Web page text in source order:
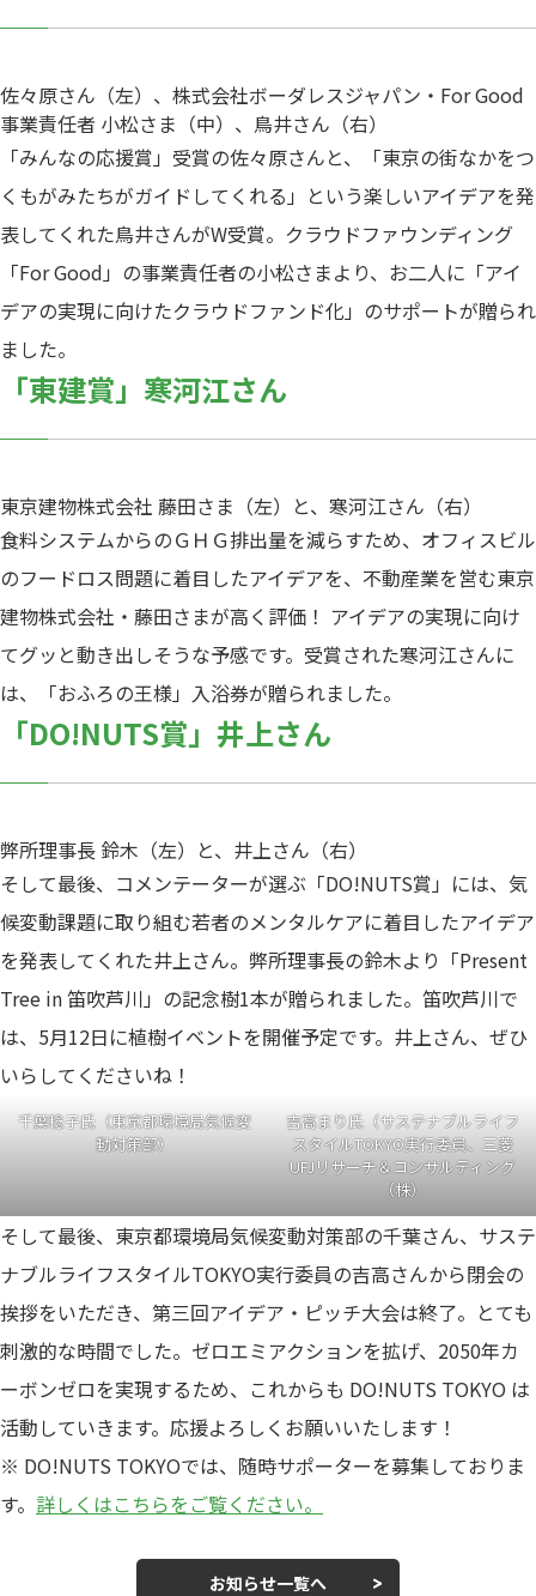
佐々原さん（左）、株式会社ボーダレスジャパン・For Good
事業責任者 小松さま（中）、鳥井さん（右）
「みんなの応援賞」受賞の佐々原さんと、「東京の街なかをつ
くもがみたちがガイドしてくれる」という楽しいアイデアを発
表してくれた鳥井さんがW受賞。クラウドファウンディング
「For Good」の事業責任者の小松さまより、お二人に「アイ
デアの実現に向けたクラウドファンド化」のサポートが贈られ
ました。
「東建賞」寒河江さん
東京建物株式会社 藤田さま（左）と、寒河江さん（右）
食料システムからのＧＨＧ排出量を減らすため、オフィスビル
のフードロス問題に着目したアイデアを、不動産業を営む東京
建物株式会社・藤田さまが高く評価！ アイデアの実現に向け
てグッと動き出しそうな予感です。受賞された寒河江さんに
は、「おふろの王様」入浴券が贈られました。
「DO!NUTS賞」井上さん
弊所理事長 鈴木（左）と、井上さん（右）
そして最後、コメンテーターが選ぶ「DO!NUTS賞」には、気
候変動課題に取り組む若者のメンタルケアに着目したアイデア
を発表してくれた井上さん。弊所理事長の鈴木より「Present
Tree in 笛吹芦川」の記念樹1本が贈られました。笛吹芦川で
は、5月12日に植樹イベントを開催予定です。井上さん、ぜひ
いらしてくださいね！
千葉稔子氏（東京都環境局気候変
動対策部）
吉高まり氏（サステナブルライフ
スタイルTOKYO実行委員、三菱
UFJリサーチ＆コンサルティング
（株）
そして最後、東京都環境局気候変動対策部の千葉さん、サステ
ナブルライフスタイルTOKYO実行委員の吉高さんから閉会の
挨拶をいただき、第三回アイデア・ピッチ大会は終了。とても
刺激的な時間でした。ゼロエミアクションを拡げ、2050年カ
ーボンゼロを実現するため、これからも DO!NUTS TOKYO は
活動していきます。応援よろしくお願いいたします！
※ DO!NUTS TOKYOでは、随時サポーターを募集しておりま
す。 詳しくはこちらをご覧ください。
お知らせ一覧へ